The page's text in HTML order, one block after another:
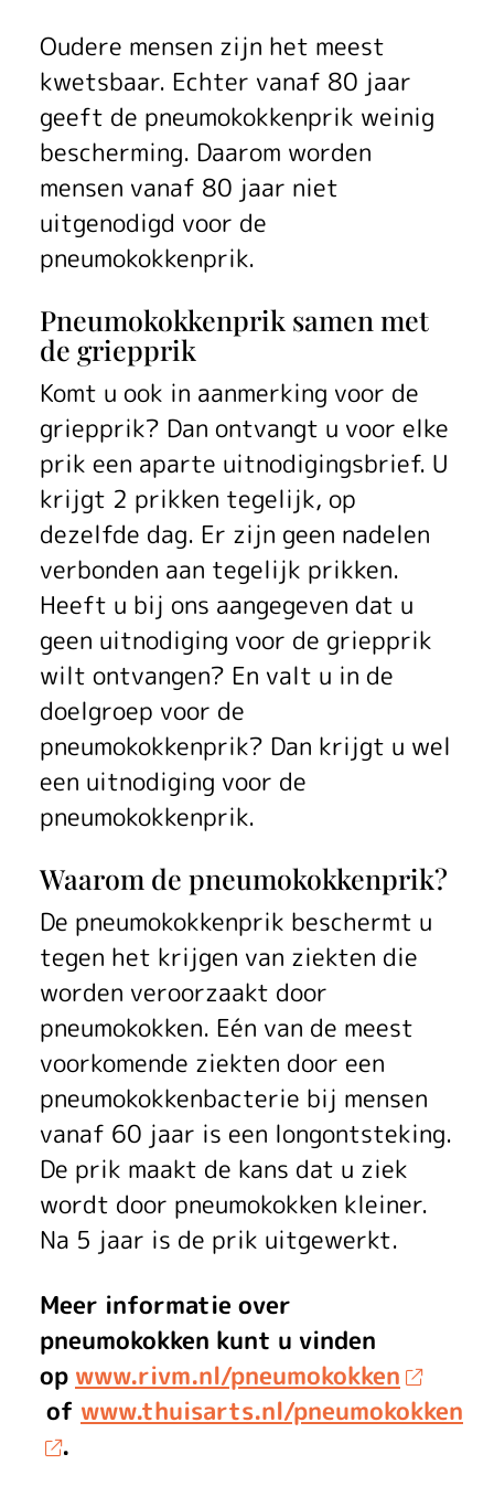
Oudere mensen zijn het meest
kwetsbaar. Echter vanaf 80 jaar
geeft de pneumokokkenprik weinig
bescherming. Daarom worden
mensen vanaf 80 jaar niet
uitgenodigd voor de
pneumokokkenprik.
Pneumokokkenprik samen met
de griepprik
Komt u ook in aanmerking voor de
griepprik? Dan ontvangt u voor elke
prik een aparte uitnodigingsbrief. U
krijgt 2 prikken tegelijk, op
dezelfde dag. Er zijn geen nadelen
verbonden aan tegelijk prikken.
Heeft u bij ons aangegeven dat u
geen uitnodiging voor de griepprik
wilt ontvangen? En valt u in de
doelgroep voor de
pneumokokkenprik? Dan krijgt u wel
een uitnodiging voor de
pneumokokkenprik.
Waarom de pneumokokkenprik?
De pneumokokkenprik beschermt u
tegen het krijgen van ziekten die
worden veroorzaakt door
pneumokokken. Eén van de meest
voorkomende ziekten door een
pneumokokkenbacterie bij mensen
vanaf 60 jaar is een longontsteking.
De prik maakt de kans dat u ziek
wordt door pneumokokken kleiner.
Na 5 jaar is de prik uitgewerkt.
Meer informatie over
pneumokokken kunt u vinden
op www.rivm.nl/pneumokokken
of www.thuisarts.nl/pneumokokken
.